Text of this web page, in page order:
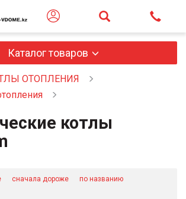
Каталог товаров
ОТОПЛЕНИЯ
котлы
сначала дороже
по названию